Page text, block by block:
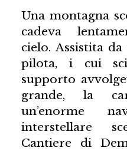
Una montagna
cadeva
cielo. Assistita
pilota, i cui
supporto
grande, la
un’enorme
interstellare
Cantiere di